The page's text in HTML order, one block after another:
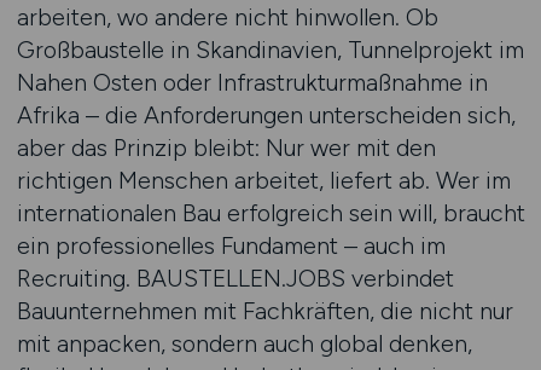
arbeiten, wo andere nicht hinwollen. Ob
Großbaustelle in Skandinavien, Tunnelprojekt im
Nahen Osten oder Infrastrukturmaßnahme in
Afrika – die Anforderungen unterscheiden sich,
aber das Prinzip bleibt: Nur wer mit den
richtigen Menschen arbeitet, liefert ab. Wer im
internationalen Bau erfolgreich sein will, braucht
ein professionelles Fundament – auch im
Recruiting. BAUSTELLEN.JOBS verbindet
Bauunternehmen mit Fachkräften, die nicht nur
mit anpacken, sondern auch global denken,